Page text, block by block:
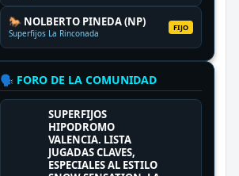
🐎 NOLBERTO PINEDA (NP)
Superfijos La Rinconada
FIJO
🗣️ FORO DE LA COMUNIDAD
SUPERFIJOS
HIPODROMO
VALENCIA. LISTA
JUGADAS CLAVES,
ESPECIALES AL ESTILO